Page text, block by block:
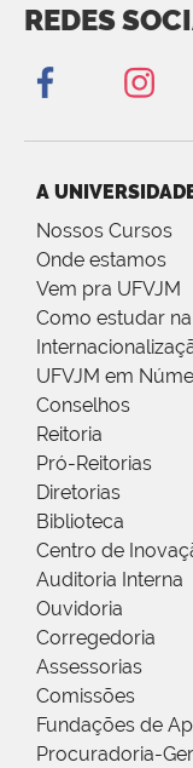
REDES
A
Nossos Cursos
Onde estamos
Vem pra UFVJM
Como estudar
UFVJM em
Conselhos
Reitoria
Pró-Reitorias
Diretorias
Biblioteca
Centro de
Auditoria Interna
Ouvidoria
Corregedoria
Assessorias
Comissões
Fundações de
Procuradoria-